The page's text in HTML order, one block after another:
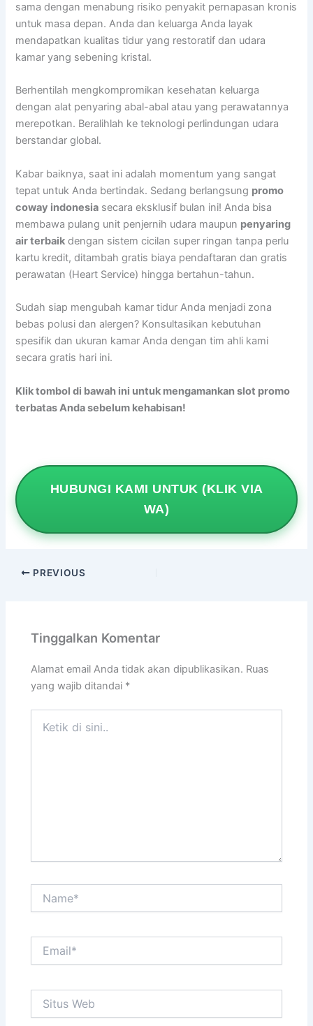
sama dengan menabung risiko penyakit pernapasan kronis
untuk masa depan. Anda dan keluarga Anda layak
mendapatkan kualitas tidur yang restoratif dan udara
kamar yang sebening kristal.
Berhentilah mengkompromikan kesehatan keluarga
dengan alat penyaring abal-abal atau yang perawatannya
merepotkan. Beralihlah ke teknologi perlindungan udara
berstandar global.
Kabar baiknya, saat ini adalah momentum yang sangat
tepat untuk Anda bertindak. Sedang berlangsung promo
coway indonesia secara eksklusif bulan ini! Anda bisa
membawa pulang unit penjernih udara maupun penyaring
air terbaik dengan sistem cicilan super ringan tanpa perlu
kartu kredit, ditambah gratis biaya pendaftaran dan gratis
perawatan (Heart Service) hingga bertahun-tahun.
Sudah siap mengubah kamar tidur Anda menjadi zona
bebas polusi dan alergen? Konsultasikan kebutuhan
spesifik dan ukuran kamar Anda dengan tim ahli kami
secara gratis hari ini.
Klik tombol di bawah ini untuk mengamankan slot promo
terbatas Anda sebelum kehabisan!
HUBUNGI KAMI UNTUK (KLIK VIA
WA)
PREVIOUS
Tinggalkan Komentar
Alamat email Anda tidak akan dipublikasikan. Ruas
yang wajib ditandai *
Web